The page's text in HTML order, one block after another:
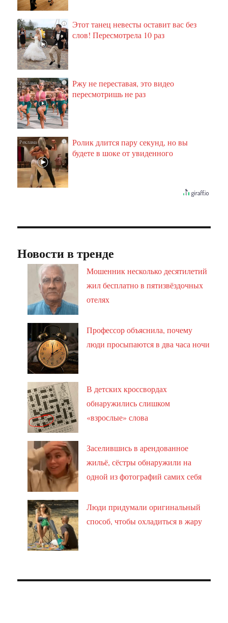
i
Этот танец невесты оставит вас без
слов! Пересмотрела 10 раз
i
Ржу не переставая, это видео
пересмотришь не раз
i
Ролик длится пару секунд, но вы
будете в шоке от увиденного
Новости в тренде
Мошенник несколько десятилетий
жил бесплатно в пятизвёздочных
отелях
Профессор объяснила, почему
люди просыпаются в два часа ночи
В детских кроссвордах
обнаружились слишком
«взрослые» слова
Заселившись в арендованное
жильё, сёстры обнаружили на
одной из фотографий самих себя
Люди придумали оригинальный
способ, чтобы охладиться в жару